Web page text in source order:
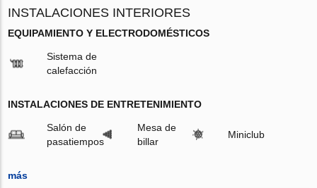
INSTALACIONES INTERIORES
EQUIPAMIENTO Y ELECTRODOMÉSTICOS
Sistema de
calefacción
INSTALACIONES DE ENTRETENIMIENTO
Salón de
pasatiempos
Mesa de
billar
Miniclub
más